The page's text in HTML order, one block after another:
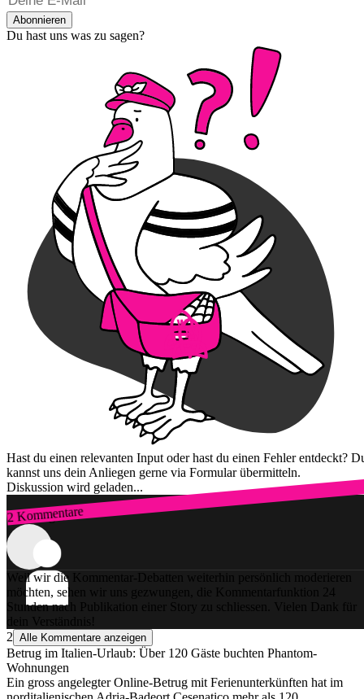
Abonnieren
Du hast uns was zu sagen?
Hast du einen relevanten Input oder hast du einen Fehler entdeckt?
kannst uns dein Anliegen gerne via Formular übermitteln.
Diskussion wird geladen...
2 Kommentare
Zum Login
Weil wir die Kommentar-Debatten weiterhin persönlich moderieren
möchten, sehen wir uns gezwungen, die Kommentarfunktion 24
Stunden nach Publikation einer Story zu schliessen. Vielen Dank für
dein Verständnis!
2 Alle Kommentare anzeigen
Betrug im Italien-Urlaub: Über 120 Gäste buchten Phantom-
Wohnungen
Ein gross angelegter Online-Betrug mit Ferienunterkünften hat im